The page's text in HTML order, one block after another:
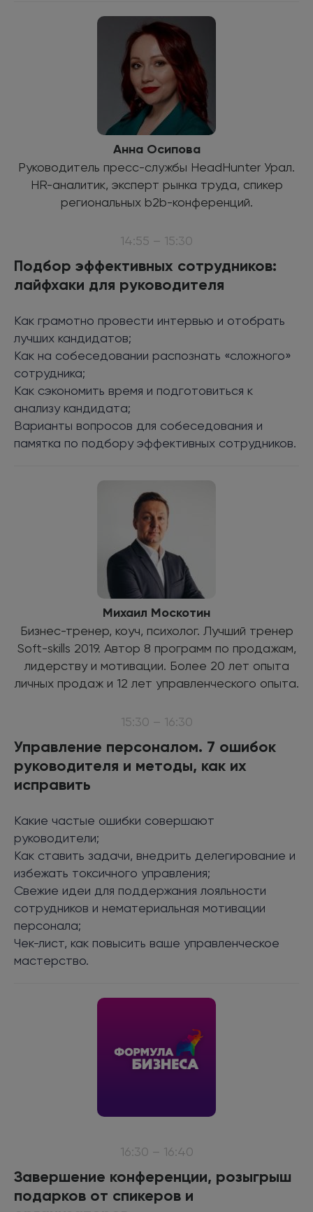
Анна Осипова
Руководитель пресс-службы HeadHunter Урал.
HR-аналитик, эксперт рынка труда, спикер
региональных b2b-конференций.
14:55 – 15:30
Подбор эффективных сотрудников:
лайфхаки для руководителя
Как грамотно провести интервью и отобрать
лучших кандидатов;
Как на собеседовании распознать «сложного»
сотрудника;
Как сэкономить время и подготовиться к
анализу кандидата;
Варианты вопросов для собеседования и
памятка по подбору эффективных сотрудников.
Михаил Москотин
Бизнес-тренер, коуч, психолог. Лучший тренер
Soft-skills 2019. Автор 8 программ по продажам,
лидерству и мотивации. Более 20 лет опыта
личных продаж и 12 лет управленческого опыта.
15:30 – 16:30
Управление персоналом. 7 ошибок
руководителя и методы, как их
исправить
Какие частые ошибки совершают
руководители;
Как ставить задачи, внедрить делегирование и
избежать токсичного управления;
Свежие идеи для поддержания лояльности
сотрудников и нематериальная мотивации
персонала;
Чек-лист, как повысить ваше управленческое
мастерство.
16:30 – 16:40
Завершение конференции, розыгрыш
подарков от спикеров и